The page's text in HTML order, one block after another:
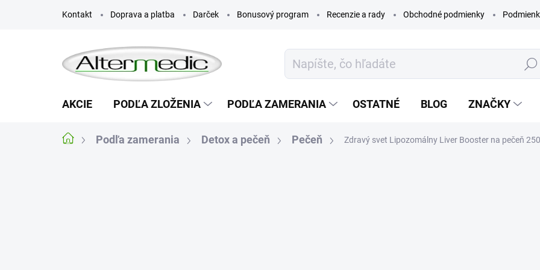
Kontakt Doprava a platba Darček Bonusový program Recenzie a rady Obchodné podmienky
Hľadať
AKCIE PODĽA ZLOŽENIA PODĽA ZAMERANIA OSTATNÉ BLOG ZNAČKY
DomovPodľa zamerania Detox a pečeň Pečeň Zdravý svet Lipozomálny Liver Booster na pečeň